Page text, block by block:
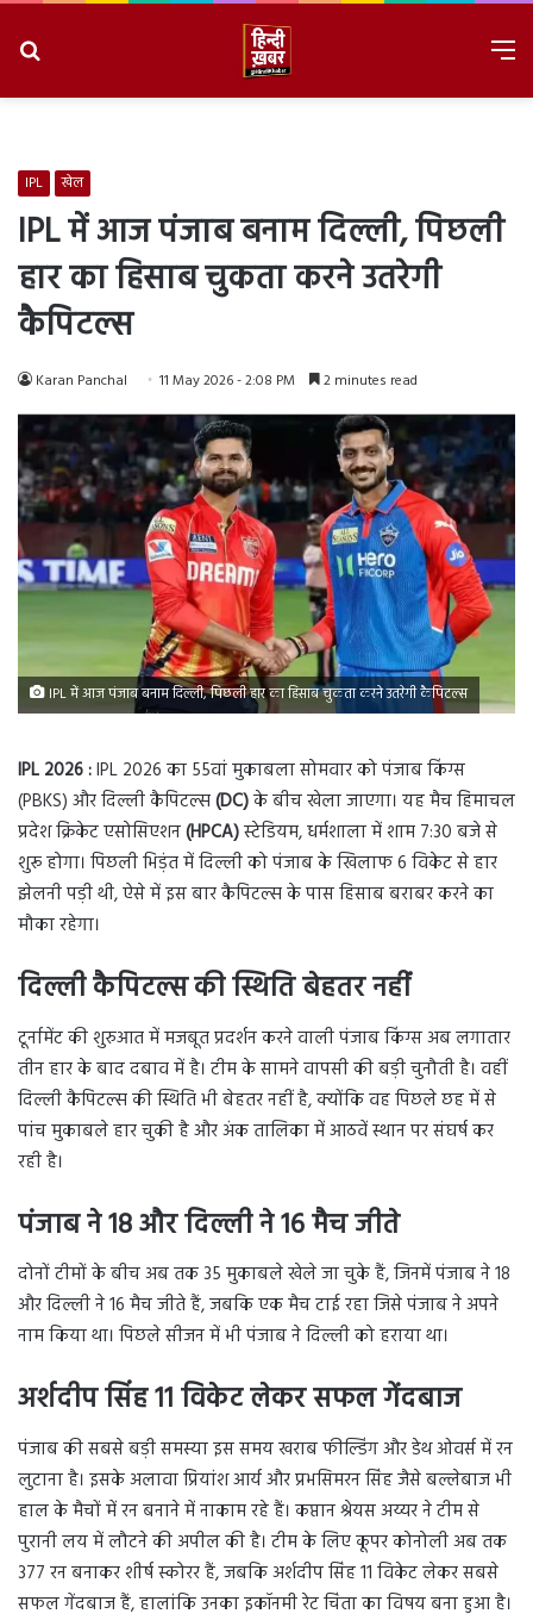
IPL खेल
IPL में आज पंजाब बनाम दिल्ली, पिछली
हार का हिसाब चुकता करने उतरेगी
कैपिटल्स
Karan Panchal 11 May 2026 - 2:08 PM 2 minutes read
IPL में आज पंजाब बनाम दिल्ली, पिछली हार का हिसाब चुकता करने उतरेगी कैपिटल्स
IPL 2026 :IPL 2026 का 55वां मुकाबला सोमवार को पंजाब किंग्स
(PBKS) और दिल्ली कैपिटल्स(DC)के बीच खेला जाएगा। यह मैच हिमाचल
प्रदेश क्रिकेट एसोसिएशन(HPCA)स्टेडियम, धर्मशाला में शाम 7:30 बजे से
शुरू होगा। पिछली भिड़ंत में दिल्ली को पंजाब के खिलाफ 6 विकेट से हार
झेलनी पड़ी थी, ऐसे में इस बार कैपिटल्स के पास हिसाब बराबर करने का
मौका रहेगा।
दिल्ली कैपिटल्स की स्थिति बेहतर नहीं
टूर्नामेंट की शुरुआत में मजबूत प्रदर्शन करने वाली पंजाब किंग्स अब लगातार
तीन हार के बाद दबाव में है। टीम के सामने वापसी की बड़ी चुनौती है। वहीं
दिल्ली कैपिटल्स की स्थिति भी बेहतर नहीं है, क्योंकि वह पिछले छह में से
पांच मुकाबले हार चुकी है और अंक तालिका में आठवें स्थान पर संघर्ष कर
रही है।
पंजाब ने 18 और दिल्ली ने 16 मैच जीते
दोनों टीमों के बीच अब तक 35 मुकाबले खेले जा चुके हैं, जिनमें पंजाब ने 18
और दिल्ली ने 16 मैच जीते हैं, जबकि एक मैच टाई रहा जिसे पंजाब ने अपने
नाम किया था। पिछले सीजन में भी पंजाब ने दिल्ली को हराया था।
अर्शदीप सिंह 11 विकेट लेकर सफल गेंदबाज
पंजाब की सबसे बड़ी समस्या इस समय खराब फील्डिंग और डेथ ओवर्स में रन
लुटाना है। इसके अलावा प्रियांश आर्य और प्रभसिमरन सिंह जैसे बल्लेबाज भी
हाल के मैचों में रन बनाने में नाकाम रहे हैं। कप्तान श्रेयस अय्यर ने टीम से
पुरानी लय में लौटने की अपील की है। टीम के लिए कूपर कोनोली अब तक
377 रन बनाकर शीर्ष स्कोरर हैं, जबकि अर्शदीप सिंह 11 विकेट लेकर सबसे
सफल गेंदबाज हैं, हालांकि उनका इकॉनमी रेट चिंता का विषय बना हुआ है।